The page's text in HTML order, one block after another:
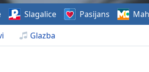
Glazba
Slagalice Pasijans